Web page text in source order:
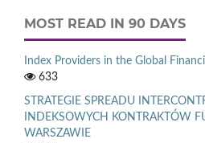
MOST READ IN 90 DAYS
Index Providers in the Global
633
STRATEGIE SPREADU
INDEKSOWYCH KONTRAKTÓW
WARSZAWIE